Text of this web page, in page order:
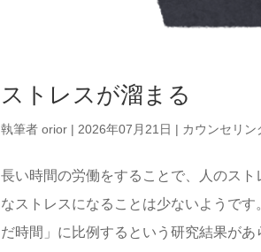
ストレスが溜まる
執筆者orior |2026年07月21日 | カウンセリン
長い時間の労働をすることで、人のス
なストレスになることは少ないようで
だ時間」に比例するという研究結果が